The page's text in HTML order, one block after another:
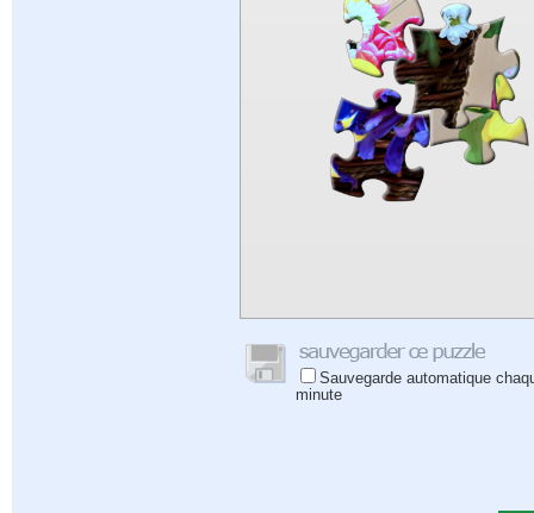
Sauvegarde automatique
minute